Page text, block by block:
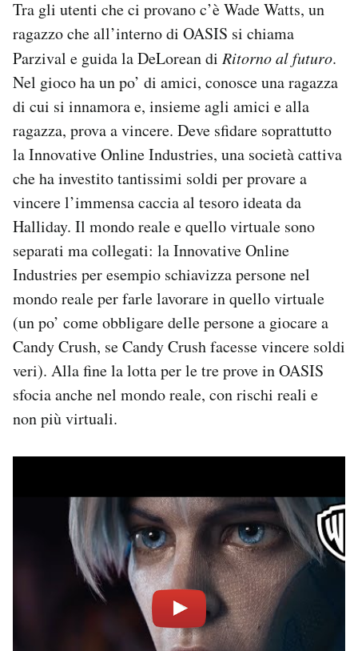
Tra gli utenti che ci provano c’è Wade Watts, un
ragazzo che all’interno di OASIS si chiama
Parzival e guida la DeLorean di Ritorno al futuro.
Nel gioco ha un po’ di amici, conosce una ragazza
di cui si innamora e, insieme agli amici e alla
ragazza, prova a vincere. Deve sfidare soprattutto
la Innovative Online Industries, una società cattiva
che ha investito tantissimi soldi per provare a
vincere l’immensa caccia al tesoro ideata da
Halliday. Il mondo reale e quello virtuale sono
separati ma collegati: la Innovative Online
Industries per esempio schiavizza persone nel
mondo reale per farle lavorare in quello virtuale
(un po’ come obbligare delle persone a giocare a
Candy Crush, se Candy Crush facesse vincere soldi
veri). Alla fine la lotta per le tre prove in OASIS
sfocia anche nel mondo reale, con rischi reali e
non più virtuali.